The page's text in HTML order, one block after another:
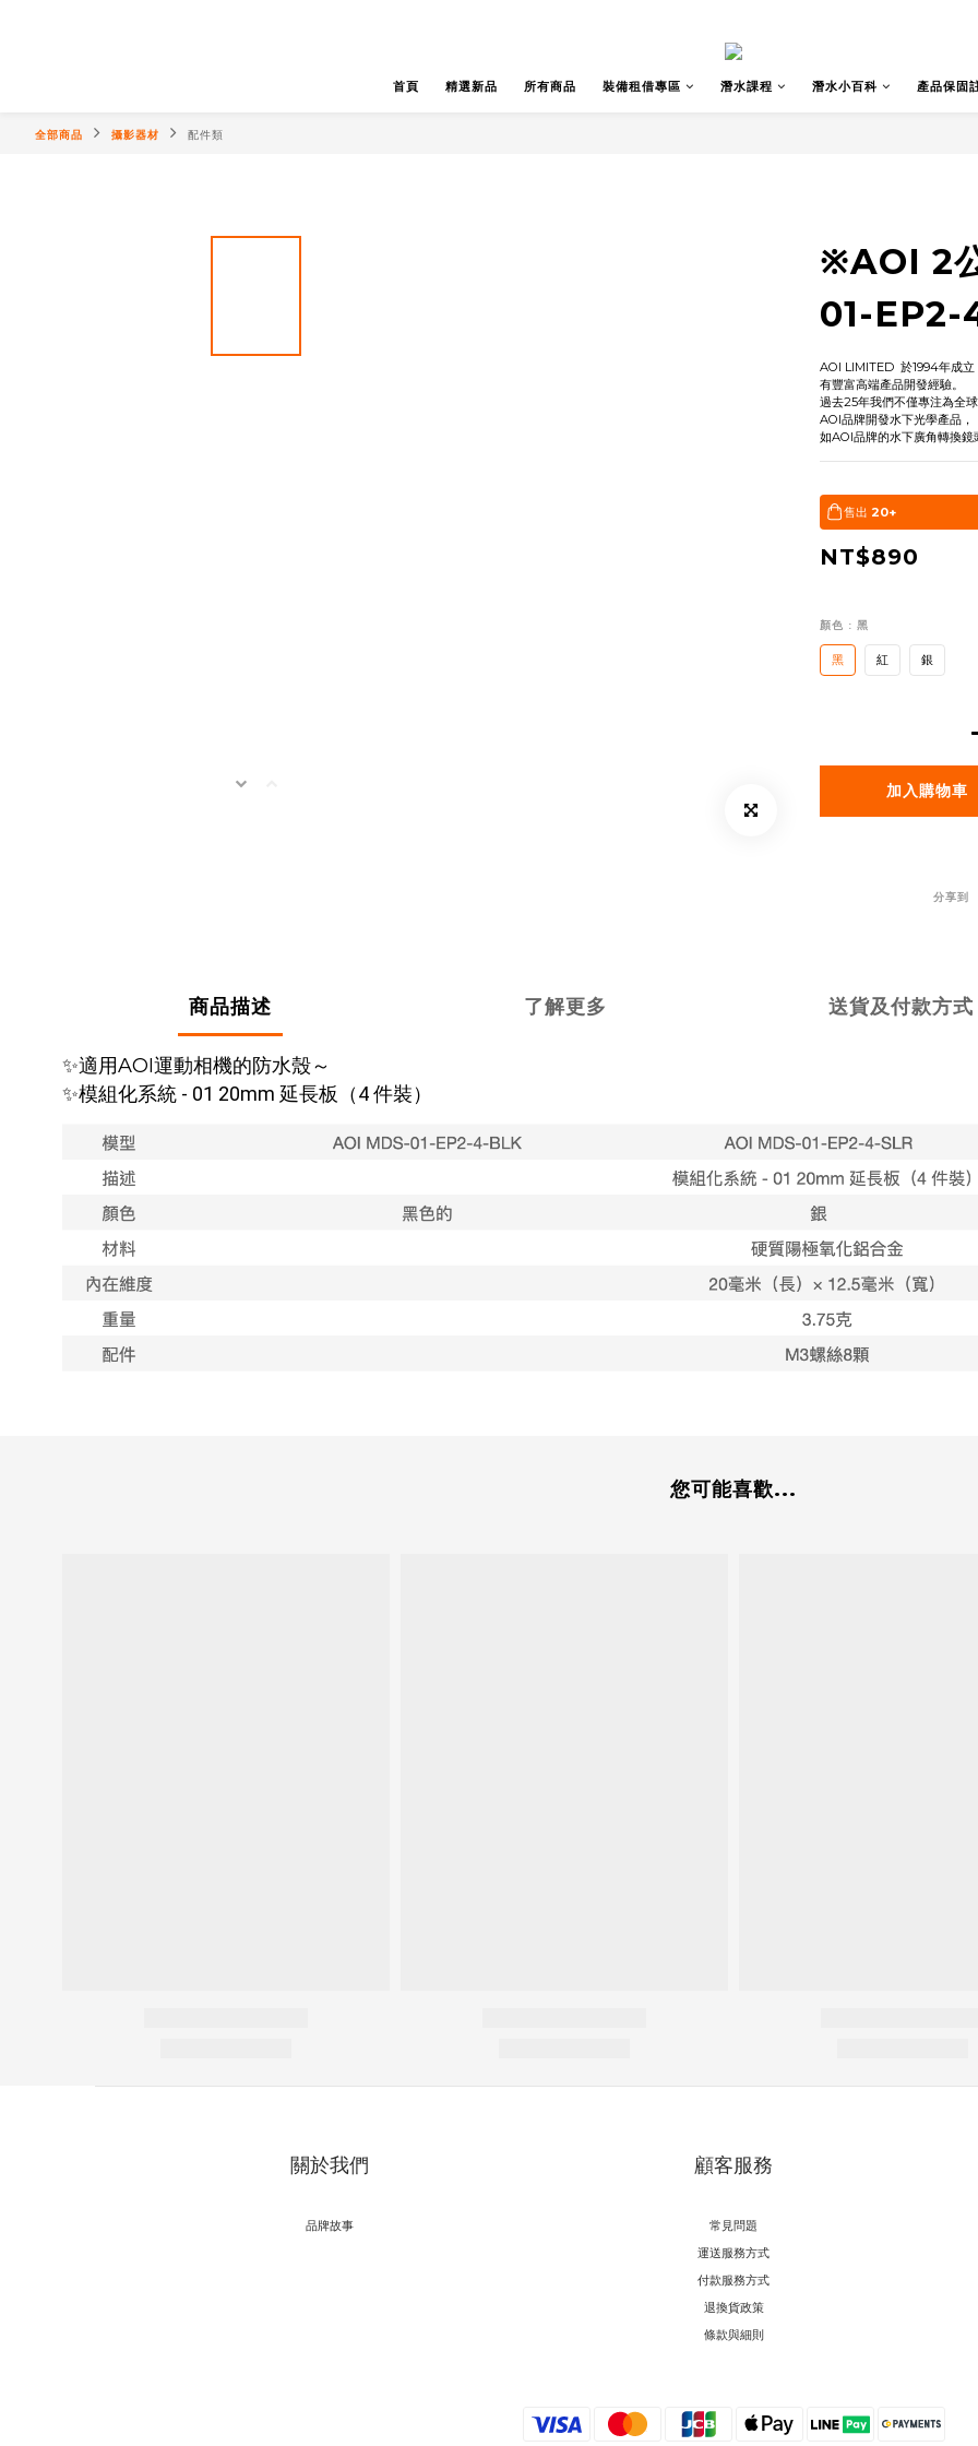
首頁 精選新品 所有商品 裝備租借專區 潛水課程 潛水小百科 產品保固
全部商品 攝影器材 配件類
※AOI 2
01-EP2-
AOI LIMITED  於1994年成
有豐富高端產品開發經驗。
過去25年我們不僅專注為全
AOI品牌開發水下光學產品，
如AOI品牌的水下廣角轉換
售出 20+
NT$890
顏色 : 黑
黑 紅 銀
加入購物車
分享到
商品描述 了解更多 送貨及付款方式
✨適用AOI運動相機的防水殼～
✨模組化系統 - 01 20mm 延長板（4 件裝）
您可能喜歡...
關於我們
品牌故事
顧客服務
常見問題
運送服務方式
付款服務方式
退換貨政策
條款與細則